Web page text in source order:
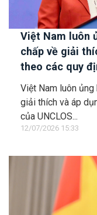
Việt Nam luôn
chấp về giải
theo các quy
Việt Nam luôn
giải thích và áp
của UNCLOS...
12/07/2026 15:33